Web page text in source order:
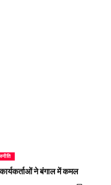
ने बंगाल में कमल